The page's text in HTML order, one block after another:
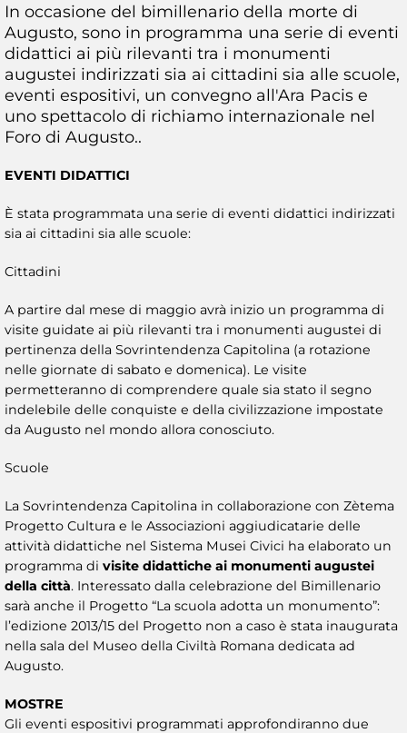
In occasione del bimillenario della morte di
Augusto, sono in programma una serie di eventi
didattici ai più rilevanti tra i monumenti
augustei indirizzati sia ai cittadini sia alle scuole,
eventi espositivi, un convegno all'Ara Pacis e
uno spettacolo di richiamo internazionale nel
Foro di Augusto..
EVENTI DIDATTICI
È stata programmata una serie di eventi didattici indirizzati
sia ai cittadini sia alle scuole:
Cittadini
A partire dal mese di maggio avrà inizio un programma di
visite guidate ai più rilevanti tra i monumenti augustei di
pertinenza della Sovrintendenza Capitolina (a rotazione
nelle giornate di sabato e domenica). Le visite
permetteranno di comprendere quale sia stato il segno
indelebile delle conquiste e della civilizzazione impostate
da Augusto nel mondo allora conosciuto.
Scuole
La Sovrintendenza Capitolina in collaborazione con Zètema
Progetto Cultura e le Associazioni aggiudicatarie delle
attività didattiche nel Sistema Musei Civici ha elaborato un
programma di visite didattiche ai monumenti augustei
della città. Interessato dalla celebrazione del Bimillenario
sarà anche il Progetto “La scuola adotta un monumento”:
l’edizione 2013/15 del Progetto non a caso è stata inaugurata
nella sala del Museo della Civiltà Romana dedicata ad
Augusto.
MOSTRE
Gli eventi espositivi programmati approfondiranno due